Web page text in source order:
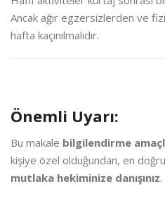
Ancak ağır egzersizlerden ve
hafta kaçınılmalıdır.
Önemli Uyarı:
Bu makale bilgilendirme
kişiye özel olduğundan, en
mutlaka hekiminize danışınız.